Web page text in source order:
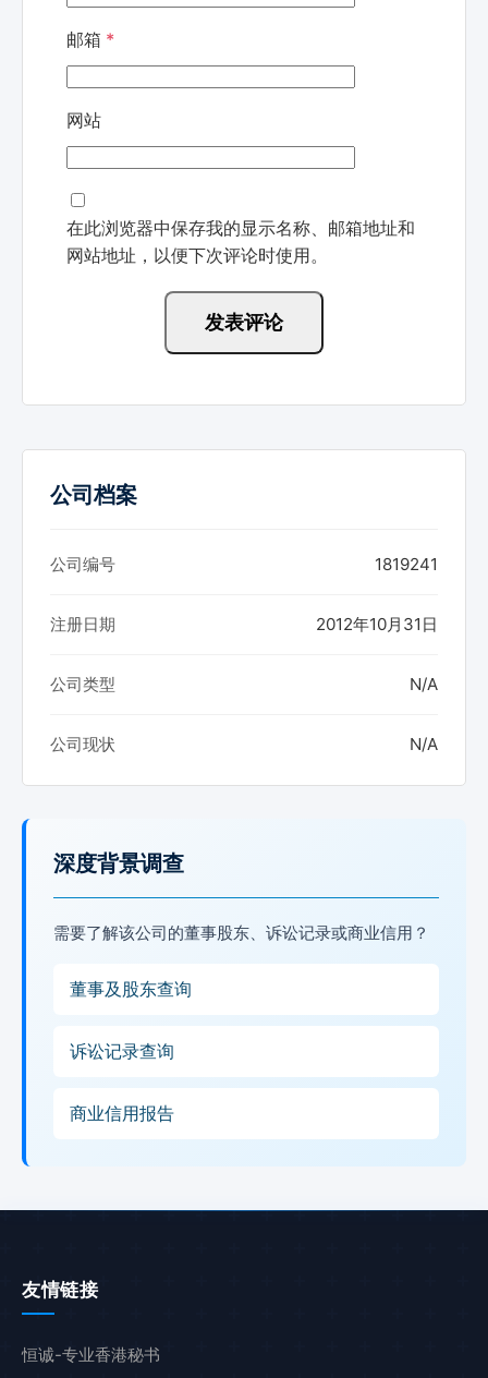
邮箱 *
网站
在此浏览器中保存我的显示名称、邮箱地址和
网站地址，以便下次评论时使用。
公司档案
公司编号 1819241
注册日期 2012年10月31日
公司类型 N/A
公司现状 N/A
深度背景调查
需要了解该公司的董事股东、诉讼记录或商业信用？
董事及股东查询
诉讼记录查询
商业信用报告
友情链接
恒诚-专业香港秘书